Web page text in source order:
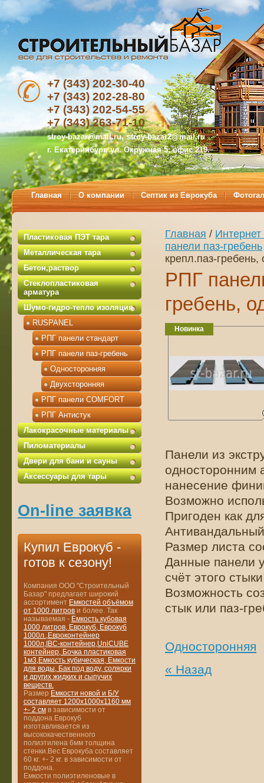
+7 (343) 202-30-40
+7 (343) 202-28-80
+7 (343) 202-54-55
+7 (343) 263-71-10
stroy-bazar@mail.ru, stroy-bazar2@mail.ru
г. Екатеринбург, ул. Окружная 5, офис 219.
Главная О компании Септик из Еврокуба
Главная / Интернет
панели паз-гребень
крепл.паз-
РПГ
гребень,
Новинка
Панели из
односторонним
нанесение
Возможно
Пригоден как
Размер листа
Данные панели
счёт этого
Возможность
стык или паз-
Односторонняя
« Назад
Пластиковая ПЭТ тара
Металлическая тара
Бетон,раствор
Стеклопластиковая
арматура
Шумо-гидро-тепло изоляция
RUSPANEL
РПГ панели стандарт
РПГ панели паз-гребень
Односторонняя
Двухсторонняя
РПГ панели COMFORT
РПГ Антистук
Лакокрасочные материалы
Пиломатериалы
Двери для бани и сауны
Аксессуары для тары
On-line заявка
Купил Еврокуб -
готов к сезону!
Компания ООО "Строительный
Базар" предлагает широкий
ассортимент Емкостей объёмом
от 1000 литров и более. Так
называемая - Емкость кубовая
1000 литров, Еврокуб, Еврокуб
1000л.,Евроконтейнер
1000л,IBC-контейнер,UniCUBE
контейнер, Бочка пластиковая
1м3,Емкость кубическая, Емкости
для воды, Бак под воду, солярки
и других жидких и сыпучих
веществ.
Размер Емкости новой и Б/У
составляет 1200х1000х1160 мм
+- 2 см в зависимости от
поддона.Еврокуб
изготавливается из
высококачественного
полиэтилена 6мм толщина
стенки.Вес Еврокуба составляет
60 кг. +- 2 кг. в зависимости от
поддона.
Емкости полиэтиленовые в